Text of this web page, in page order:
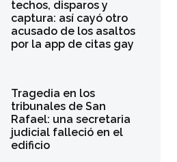
techos, disparos y
captura: así cayó otro
acusado de los asaltos
por la app de citas gay
Tragedia en los
tribunales de San
Rafael: una secretaria
judicial falleció en el
edificio